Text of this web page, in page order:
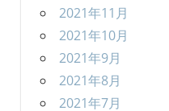
2021年11月
2021年10月
2021年9月
2021年8月
2021年7月